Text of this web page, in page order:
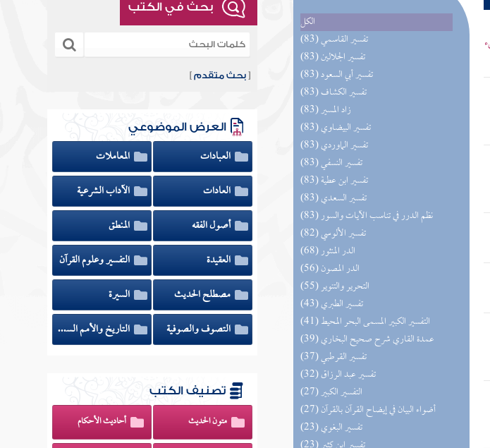
الكل
(83) تفسير القاسمي
(83) تفسير الجلالين
(83) تفسير أبي السعود
(83) تفسير الكشاف
(83) زاد المسير
(83) تفسير البيضاوي
(83) تفسير الماوردي
(83) تفسير النسفي
(83) تفسير ابن عطية
(83) تفسير السعدي
(83) نظم الدرر في تناسب الآيات والسور
(82) تفسير الألوسي
(68) الدر المنثور
(56) الدر المصون
(55) التحرير والتنوير
(43) تفسير الطبري
(41) التفسير الكبير المسمى البحر المحيط
(39) عمدة القاري شرح صحيح البخاري
(37) تفسير القرطبي
(32) تفسير عبد الرزاق
(27) التفسير الكبير
(27) أضواء البيان في إيضاح القرآن بالقرآن
(23) تفسير البغوي
بحث في الكتب
[بحث متقدم ]
العرض الموضوعي
العبادات
المعاملات
العادات
الآداب الشرعية
أصول الفقه
المنطق
العقيدة
التفسير وعلوم القرآن
مصطلح الحديث
السيرة
التصوف والصوفية
التاريخ والأمم السابقة
تصنيف الكتب
متون الحديث أحاديث الأحكام